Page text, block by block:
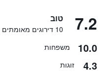
7.2 טוב
10 דירוגים מאומתים
10.0 משפחות
4.3 זוגות